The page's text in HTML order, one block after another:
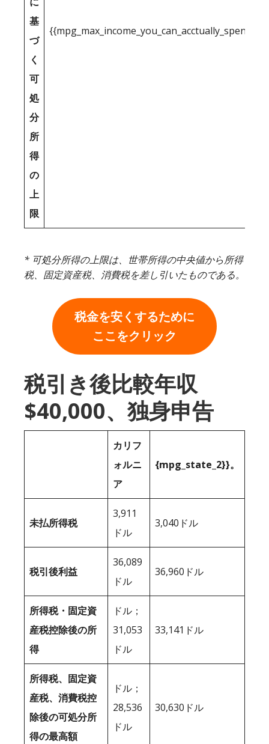
基
づ
く
可
処
分
所
得
の
上
限
* 可処分所得の上限は、世帯所得の中央値から所得
税、固定資産税、消費税を差し引いたものである。
税金を安くするために
ここをクリック
税引き後比較年収
$40,000、独身申告
カリフ
ォルニ
ア
{mpg_state_2}}。
未払所得税
3,911
ドル
3,040ドル
税引後利益
36,089
ドル
36,960ドル
所得税・固定資
産税控除後の所
得
ドル；
31,053
ドル
33,141ドル
所得税、固定資
産税、消費税控
除後の可処分所
得の最高額
ドル；
28,536
ドル
30,630ドル